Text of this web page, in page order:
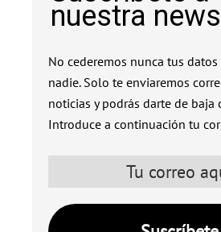
nuestra
No cederemos nunca tus
nadie. Solo te enviaremos
noticias y podrás darte de baja
Introduce a continuación tu